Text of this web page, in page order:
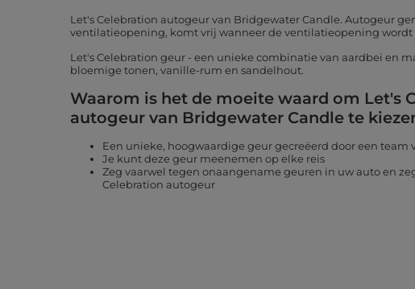
Let's Celebration autogeur van Bridgewater Candle. Autogeur
ventilatieopening, komt vrij wanneer de ventilatieopening wordt
Let's Celebration geur - een unieke combinatie van aardbei en
bloemige tonen, vanille-rum en sandelhout.
Waarom is het de moeite waard om Let's
autogeur van Bridgewater Candle te
Een unieke, hoogwaardige geur gecreëerd door een team
Je kunt deze geur meenemen op elke reis
Zeg vaarwel tegen onaangename geuren in uw auto en
Celebration autogeur